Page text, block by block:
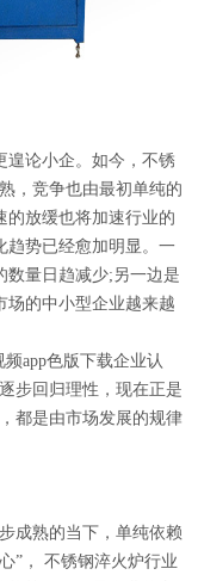
小企。如今，不锈
，竞争也由最初单纯的
的放缓也将加速行业的
势已经愈加明显。一
数量日趋减少;另一边是
市场的中小型企业越来越
频app色版下载企业认
回归理性，现在正是
，都是由市场发展的规律
熟的当下，单纯依赖
， 不锈钢淬火炉行业